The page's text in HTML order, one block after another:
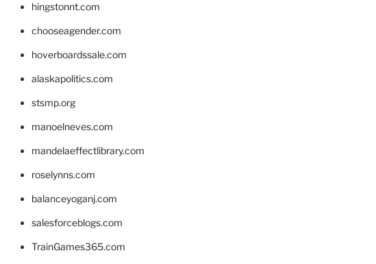
hingstonnt.com
chooseagender.com
hoverboardssale.com
alaskapolitics.com
stsmp.org
manoelneves.com
mandelaeffectlibrary.com
roselynns.com
balanceyoganj.com
salesforceblogs.com
TrainGames365.com